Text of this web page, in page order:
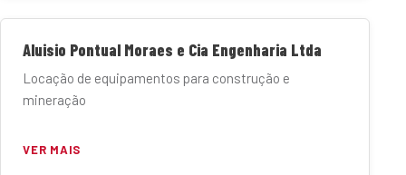
Aluisio Pontual Moraes e Cia Engenharia Ltda
Locação de equipamentos para construção e
mineração
VER MAIS